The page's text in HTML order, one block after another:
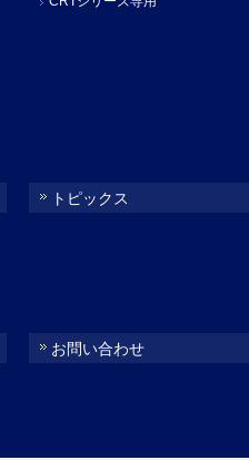
トピックス
お問い合わせ